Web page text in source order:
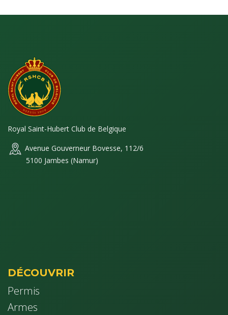
Royal Saint-Hubert Club de Belgique
Avenue Gouverneur Bovesse, 112/6
5100 Jambes (Namur)
DÉCOUVRIR
Permis
Armes